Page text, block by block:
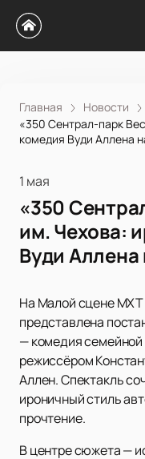
Главная
Новости
«350 Сентрал-парк
комедия Вуди Аллена
1 мая
«350
им. Чехова:
Вуди Аллена
На Малой сцене МХТ
представлена
— комедия
режиссёром
Аллен. Спектакль
ироничный стиль
прочтение.
В центре сюжета —